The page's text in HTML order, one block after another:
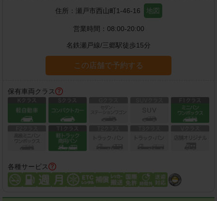
住所： 瀬戸市西山町1-46-16 地図
営業時間： 08:00-20:00
名鉄瀬戸線/三郷駅徒歩15分
この店舗で予約する
保有車両クラス
各種サービス